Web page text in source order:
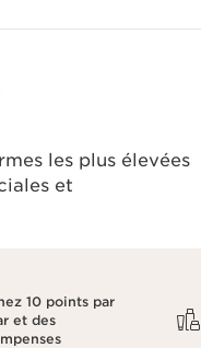
les plus élevées
et
10 points par
et des